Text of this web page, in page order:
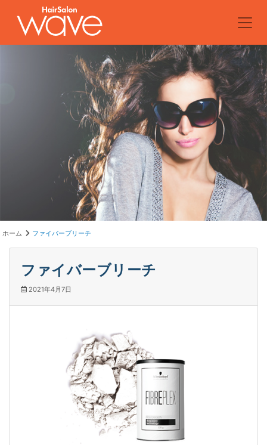
ホーム ファイバーブリーチ
ファイバーブリーチ
2021年4月7日